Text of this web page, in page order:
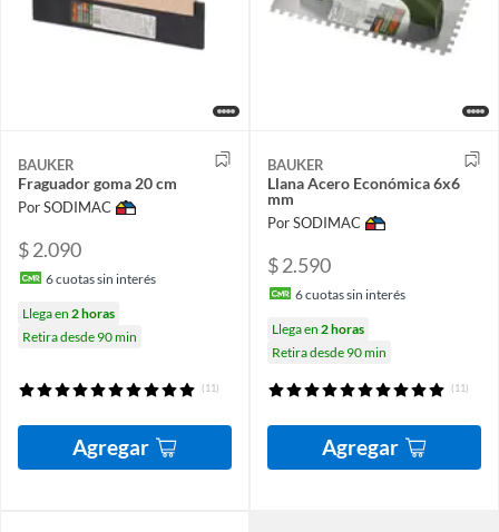
BAUKER
Fraguador goma 20 cm
Por SODIMAC
$ 2.090
6cuotas sin interés
Llega en 2 horas
Retira desde 90 min
(11)
Agregar
BAUKER
Llana Acero Económica 6x6
mm
Por SODIMAC
$ 2.590
6cuotas sin interés
Llega en 2 horas
Retira desde 90 min
(11)
Agregar